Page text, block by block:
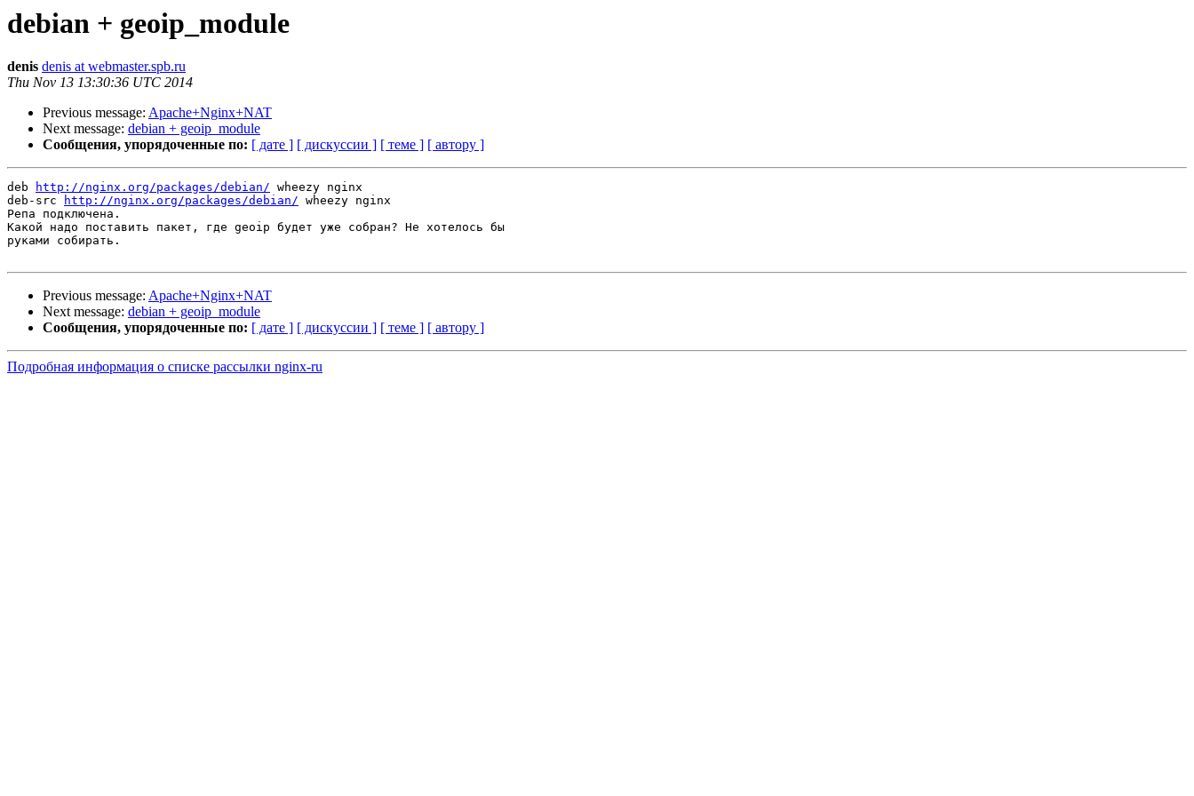
debian + geoip_module
denis denis at webmaster.spb.ru
Thu Nov 13 13:30:36 UTC 2014
Previous message: Apache+Nginx+NAT
Next message: debian + geoip_module
Сообщения, упорядоченные по: [ дате ] [ дискуссии ] [ теме ] [ автору ]
deb http://nginx.org/packages/debian/ wheezy nginx
deb-src
http://nginx.org/packages/debian/ wheezy nginx
Репа подключена.
Какой надо поставить пакет, где geoip будет уже собран? Не хотелось бы
руками собирать.
Previous message: Apache+Nginx+NAT
Next message: debian + geoip_module
Сообщения, упорядоченные по: [ дате ] [ дискуссии ] [ теме ] [ автору ]
Подробная информация о списке рассылки nginx-ru